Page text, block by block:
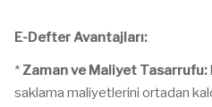
E-Defter Avantajları:
*Zaman ve Maliyet Tasarrufu:
saklama maliyetlerini ortadan